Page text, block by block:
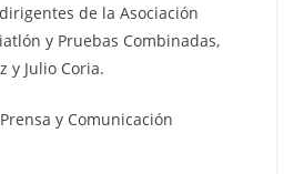
de la Asociación
y Pruebas Combinadas,
y Julio Coria.
y Comunicación